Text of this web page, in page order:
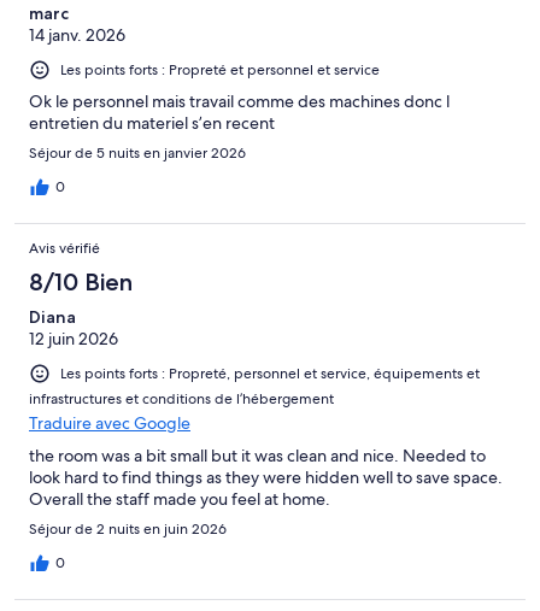
marc
14 janv. 2026
Les points forts : Propreté et personnel et service
Ok le personnel mais travail comme des machines donc l
entretien du materiel s’en recent
Séjour de 5 nuits en janvier 2026
0
Avis vérifié
8/10 Bien
Diana
12 juin 2026
Les points forts : Propreté, personnel et service, équipements et
infrastructures et conditions de l’hébergement
Traduire avec Google
the room was a bit small but it was clean and nice. Needed to
look hard to find things as they were hidden well to save space.
Overall the staff made you feel at home.
Séjour de 2 nuits en juin 2026
0